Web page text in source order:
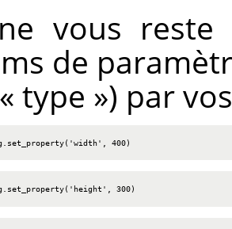
vous reste
de
« type ») par
400)
300)